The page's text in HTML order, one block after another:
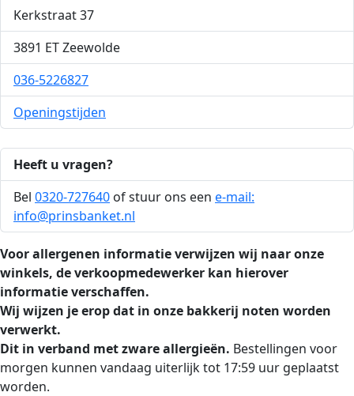
Kerkstraat 37
3891 ET Zeewolde
036-5226827
Openingstijden
Heeft u vragen?
Bel 0320-727640 of stuur ons een e-mail:
info@prinsbanket.nl
Voor allergenen informatie verwijzen wij naar onze
winkels, de verkoopmedewerker kan hierover
informatie verschaffen.
Wij wijzen je erop dat in onze bakkerij noten worden
verwerkt.
Dit in verband met zware allergieën. Bestellingen voor
morgen kunnen vandaag uiterlijk tot 17:59 uur geplaatst
worden.